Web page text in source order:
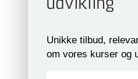
udvikling
Unikke tilbud,
om vores kurser og